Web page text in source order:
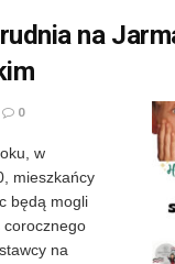
na
0
w
mieszkańcy
będą mogli
corocznego
na